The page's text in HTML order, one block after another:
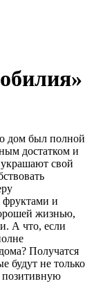
дом был полной
достатком и
свой
и
жизнью,
А что, если
Получатся
будут не только
позитивную